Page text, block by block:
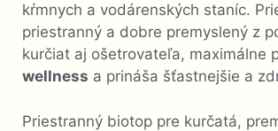
kŕmnych a vodárenských staníc.
priestranný a dobre premyslený z
kurčiat aj ošetrovateľa, maximálne
wellness a prináša šťastnejšie a
Priestranný biotop pre kurčatá,